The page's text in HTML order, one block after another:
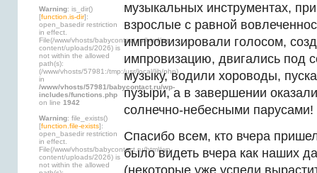
Warning: is_dir()
[function.is-dir]:
open_basedir restriction
in effect.
File(/www/vhosts/babycontact.ru/html/wp-
content/uploads/2026) is
not within the allowed
path(s):
(/www/vhosts/57981:/tmp:/usr/local/lib/php)
in
/www/vhosts/57981/babycontact.ru/wp-
includes/functions.php
on line 1942
Warning: file_exists()
[function.file-exists]:
open_basedir restriction
in effect.
File(/www/vhosts/babycontact.ru/html/wp-
content/uploads/2026) is
not within the allowed
музыкальных инструментах,
взрослые с равной
импровизировали голосом,
импровизацию, двигались под
музыку, водили хороводы,
пузыри, а в завершении
солнечно-небесными парусами!
Спасибо всем, кто вчера
было видеть вчера как наших
(некоторые уже успели